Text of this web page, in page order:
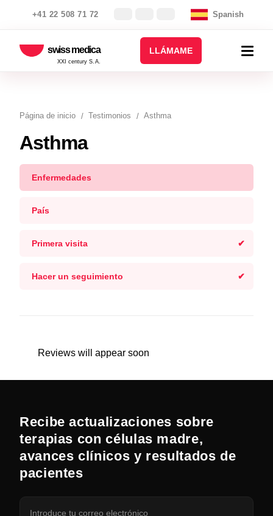
+41 22 508 71 72 Spanish
swiss medica
XXI century S.A.
LLÁMAME
Página de inicio Testimonios Asthma
Asthma
Enfermedades
País
Primera visita
Hacer un seguimiento
Reviews will appear soon
Recibe actualizaciones sobre
terapias con células madre,
avances clínicos y resultados de
pacientes